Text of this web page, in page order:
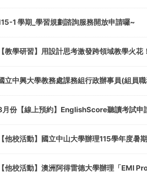
1 學期_學習規劃諮詢服務開放申請囉~
【教學研習】用設計思考激發跨領域教學火
立中興大學教務處課務組行政辦事員(組員
月份【線上預約】EnglishScore聽讀考試申
【他校活動】國立中山大學辦理115學年度暑
【他校活動】澳洲阿得雷德大學辦理「EMI